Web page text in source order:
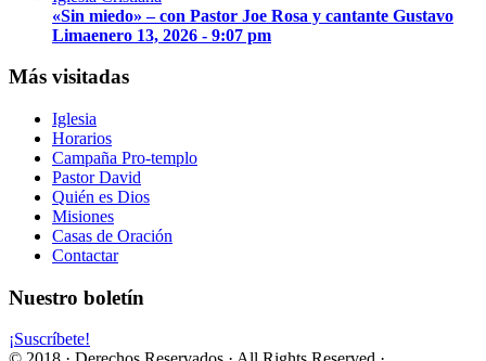
«Sin miedo» – con Pastor Joe Rosa y cantante Gustavo
Limaenero 13, 2026 - 9:07 pm
Más visitadas
Iglesia
Horarios
Campaña Pro-templo
Pastor David
Quién es Dios
Misiones
Casas de Oración
Contactar
Nuestro boletín
¡Suscríbete!